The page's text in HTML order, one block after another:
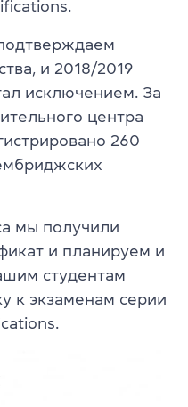
и 2018/2019
исключением. За
центра
260
мы получили
и планируем и
студентам
к экзаменам серии